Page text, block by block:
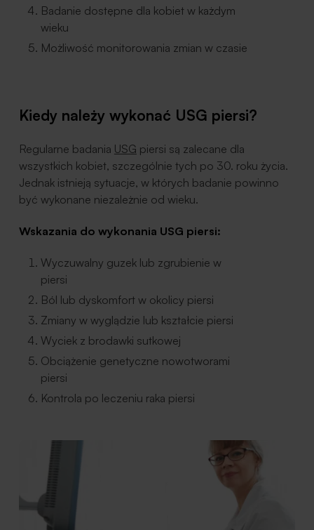
Badanie dostępne dla kobiet w każdym
wieku
Możliwość monitorowania zmian w czasie
Kiedy należy wykonać USG piersi?
Regularne badania USG piersi są zalecane dla
wszystkich kobiet, szczególnie tych po 30. roku życia.
Jednak istnieją sytuacje, w których badanie powinno
być wykonane niezależnie od wieku.
Wskazania do wykonania USG piersi:
Wyczuwalny guzek lub zgrubienie w
piersi
Ból lub dyskomfort w okolicy piersi
Zmiany w wyglądzie lub kształcie piersi
Wyciek z brodawki sutkowej
Obciążenie genetyczne nowotworami
piersi
Kontrola po leczeniu raka piersi